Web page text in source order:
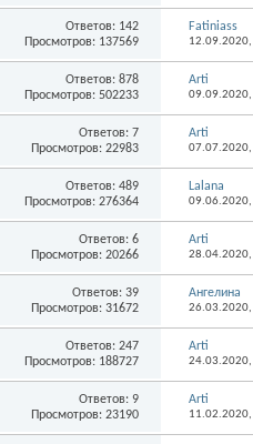
Ответов: 142
Просмотров: 137569
Fatiniass
12.09.2020,
Ответов: 878
Просмотров: 502233
Arti
09.09.2020,
Ответов: 7
Просмотров: 22983
Arti
07.07.2020,
Ответов: 489
Просмотров: 276364
Lalana
09.06.2020,
Ответов: 6
Просмотров: 20266
Arti
28.04.2020,
Ответов: 39
Просмотров: 31672
Ангелина
26.03.2020,
Ответов: 247
Просмотров: 188727
Arti
24.03.2020,
Ответов: 9
Просмотров: 23190
Arti
11.02.2020,